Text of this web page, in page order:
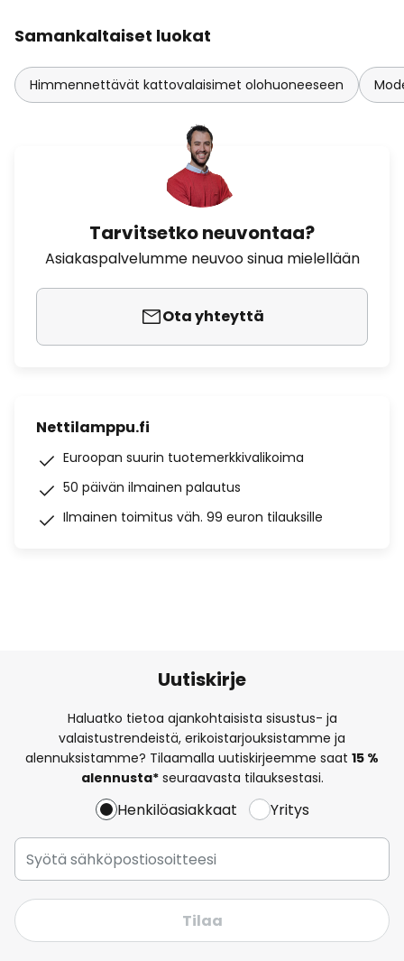
Samankaltaiset luokat
Himmennettävät kattovalaisimet olohuoneeseen
Tarvitsetko neuvontaa?
Asiakaspalvelumme neuvoo sinua mielellään
Ota yhteyttä
Nettilamppu.fi
Euroopan suurin tuotemerkkivalikoima
50 päivän ilmainen palautus
Ilmainen toimitus väh. 99 euron tilauksille
Uutiskirje
Haluatko tietoa ajankohtaisista sisustus- ja
valaistustrendeistä, erikoistarjouksistamme ja
alennuksistamme? Tilaamalla uutiskirjeemme saat 15 %
alennusta*seuraavasta tilauksestasi.
Henkilöasiakkaat Yritys
Tilaa